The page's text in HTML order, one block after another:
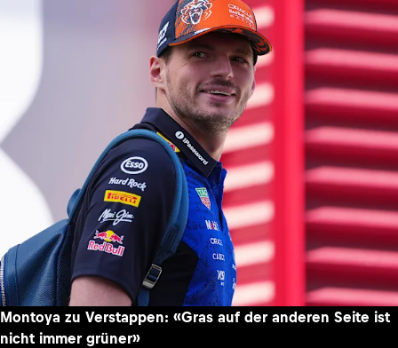
Montoya zu Verstappen: «Gras auf der anderen Seite ist
nicht immer grüner»